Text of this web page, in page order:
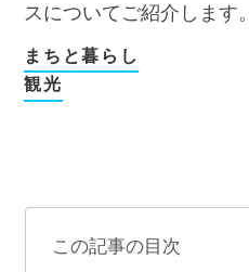
スについてご紹介します。
まちと暮らし
観光
この記事の目次